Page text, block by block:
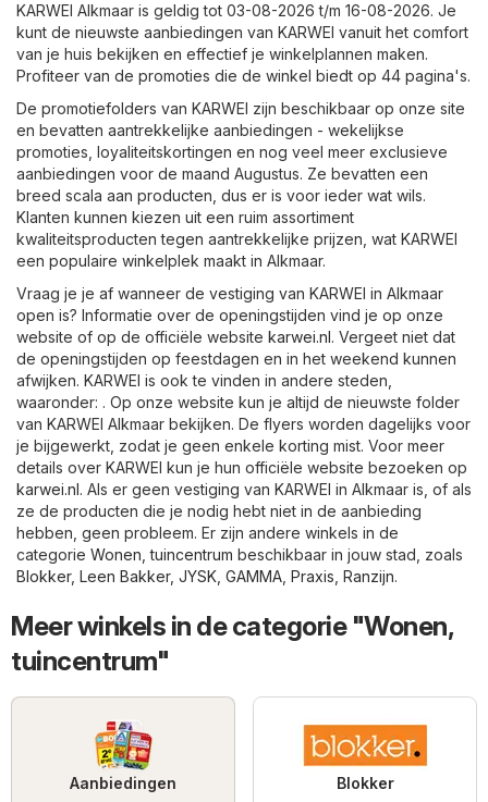
KARWEI Alkmaar is geldig tot 03-08-2026 t/m 16-08-2026. Je
kunt de nieuwste aanbiedingen van KARWEI vanuit het comfort
van je huis bekijken en effectief je winkelplannen maken.
Profiteer van de promoties die de winkel biedt op 44 pagina's.
De promotiefolders van KARWEI zijn beschikbaar op onze site
en bevatten aantrekkelijke aanbiedingen - wekelijkse
promoties, loyaliteitskortingen en nog veel meer exclusieve
aanbiedingen voor de maand Augustus. Ze bevatten een
breed scala aan producten, dus er is voor ieder wat wils.
Klanten kunnen kiezen uit een ruim assortiment
kwaliteitsproducten tegen aantrekkelijke prijzen, wat KARWEI
een populaire winkelplek maakt in Alkmaar.
Vraag je je af wanneer de vestiging van KARWEI in Alkmaar
open is? Informatie over de openingstijden vind je op onze
website of op de officiële website karwei.nl. Vergeet niet dat
de openingstijden op feestdagen en in het weekend kunnen
afwijken. KARWEI is ook te vinden in andere steden,
waaronder: . Op onze website kun je altijd de nieuwste folder
van KARWEI Alkmaar bekijken. De flyers worden dagelijks voor
je bijgewerkt, zodat je geen enkele korting mist. Voor meer
details over KARWEI kun je hun officiële website bezoeken op
karwei.nl. Als er geen vestiging van KARWEI in Alkmaar is, of als
ze de producten die je nodig hebt niet in de aanbieding
hebben, geen probleem. Er zijn andere winkels in de
categorie Wonen, tuincentrum beschikbaar in jouw stad, zoals
Blokker, Leen Bakker, JYSK GAMMA Praxis Ranzijn.
Meer winkels in de categorie "Wonen,
tuincentrum"
Aanbiedingen Blokker